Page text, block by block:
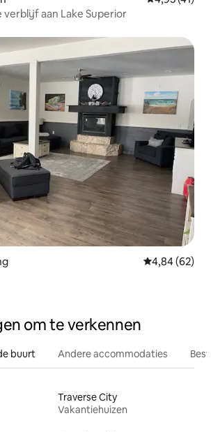
verblijf aan Lake Superior
Gemiddelde
4,84 (62)
om te verkennen
buurt Andere accommodaties
Traverse City
Vakantiehuizen